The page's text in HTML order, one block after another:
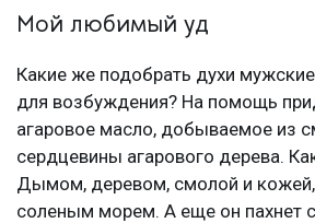
Мой любимый уд
Какие же подобрать духи
для возбуждения? На помощь
агаровое масло, добываемое из
сердцевины агарового дерева.
Дымом, деревом, смолой и
соленым морем. А еще он пахнет